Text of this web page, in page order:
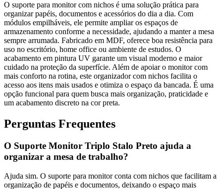
O suporte para monitor com nichos é uma solução prática para
organizar papéis, documentos e acessórios do dia a dia. Com
módulos empilháveis, ele permite ampliar os espaços de
armazenamento conforme a necessidade, ajudando a manter a mesa
sempre arrumada. Fabricado em MDF, oferece boa resistência para
uso no escritório, home office ou ambiente de estudos. O
acabamento em pintura UV garante um visual moderno e maior
cuidado na proteção da superfície. Além de apoiar o monitor com
mais conforto na rotina, este organizador com nichos facilita o
acesso aos itens mais usados e otimiza o espaço da bancada. É uma
opção funcional para quem busca mais organização, praticidade e
um acabamento discreto na cor preta.
Perguntas Frequentes
O Suporte Monitor Triplo Stalo Preto ajuda a
organizar a mesa de trabalho?
Ajuda sim. O suporte para monitor conta com nichos que facilitam a
organização de papéis e documentos, deixando o espaço mais